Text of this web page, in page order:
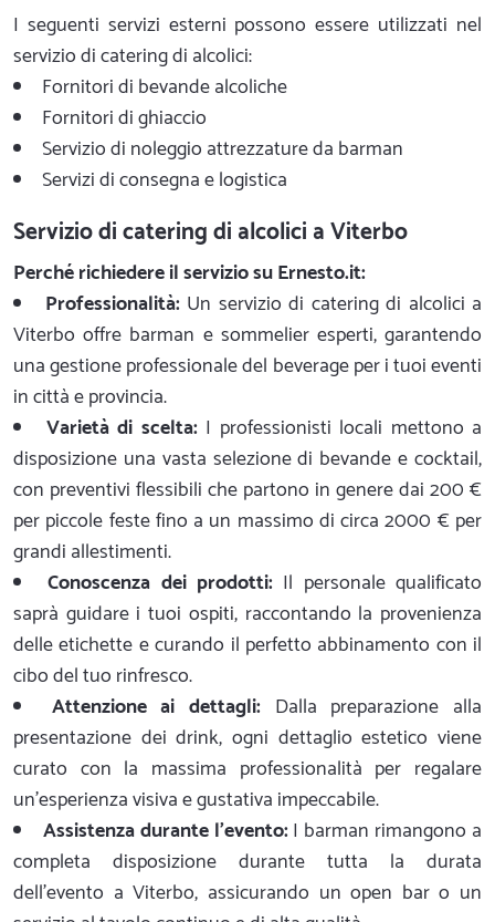
I seguenti servizi esterni possono essere utilizzati nel
servizio di catering di alcolici:
Fornitori di bevande alcoliche
Fornitori di ghiaccio
Servizio di noleggio attrezzature da barman
Servizi di consegna e logistica
Servizio di catering di alcolici a Viterbo
Perché richiedere il servizio su Ernesto.it:
Professionalità:Un servizio di catering di alcolici a
Viterbo offre barman e sommelier esperti, garantendo
una gestione professionale del beverage per i tuoi eventi
in città e provincia.
Varietà di scelta:I professionisti locali mettono a
disposizione una vasta selezione di bevande e cocktail,
con preventivi flessibili che partono in genere dai 200 €
per piccole feste fino a un massimo di circa 2000 € per
grandi allestimenti.
Conoscenza dei prodotti: Il personale qualificato
saprà guidare i tuoi ospiti, raccontando la provenienza
delle etichette e curando il perfetto abbinamento con il
cibo del tuo rinfresco.
Attenzione ai dettagli: Dalla preparazione alla
presentazione dei drink, ogni dettaglio estetico viene
curato con la massima professionalità per regalare
un'esperienza visiva e gustativa impeccabile.
Assistenza durante l'evento:I barman rimangono a
completa disposizione durante tutta la durata
dell'evento a Viterbo, assicurando un open bar o un